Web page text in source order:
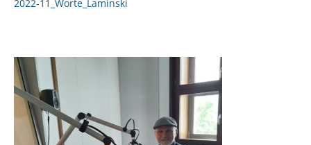
2022-11_Worte_Laminski